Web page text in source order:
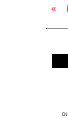
«
Dl